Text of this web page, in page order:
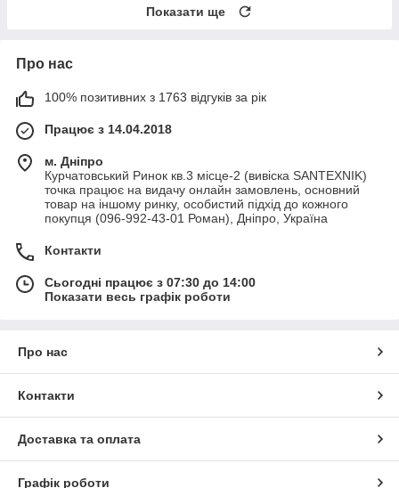
Показати ще
Про нас
100% позитивних з 1763 відгуків за рік
Працює з 14.04.2018
м. Дніпро
Курчатовський Ринок кв.3 місце-2 (вивіска SANTEXNIK)
точка працює на видачу онлайн замовлень, основний
товар на іншому ринку, особистий підхід до кожного
покупця (096-992-43-01 Роман), Дніпро, Україна
Контакти
Сьогодні працює з 07:30 до 14:00
Показати весь графік роботи
Про нас
Контакти
Доставка та оплата
Графік роботи